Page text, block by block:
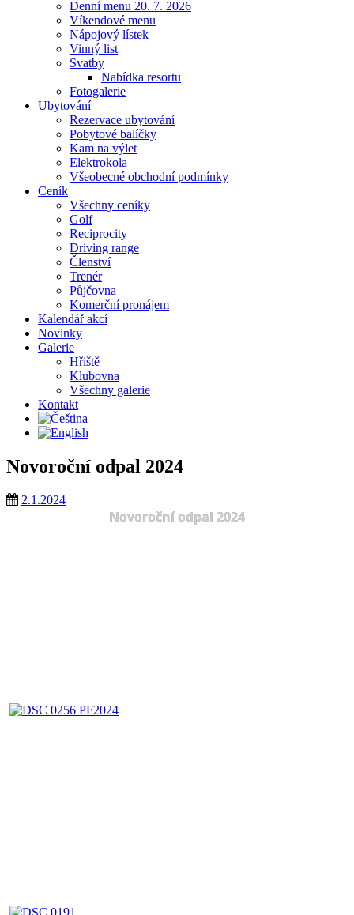
Denní menu 20. 7. 2026
Víkendové menu
Nápojový lístek
Vinný list
Svatby
Nabídka resortu
Fotogalerie
Ubytování
Rezervace ubytování
Pobytové balíčky
Kam na výlet
Elektrokola
Všeobecné obchodní podmínky
Ceník
Všechny ceníky
Golf
Reciprocity
Driving range
Členství
Trenér
Půjčovna
Komerční pronájem
Kalendář akcí
Novinky
Galerie
Hřiště
Klubovna
Všechny galerie
Kontakt
Novoroční odpal 2024
2.1.2024
Novoroční odpal 2024